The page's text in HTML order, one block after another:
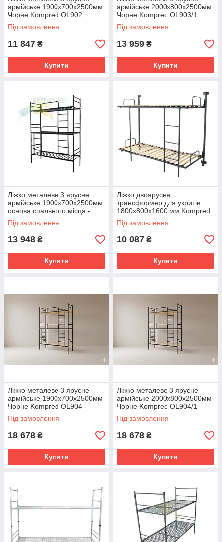
армійське 1900х700х2500мм
Чорне Kompred OL902
основа спального місця -
сітка
Під замовлення
11 847 ₴
Купити
армійське 2000х800х2500мм
Чорне Kompred OL903/1
основа спального місця - мет.
трубки
Під замовлення
13 959 ₴
Купити
Ліжко металеве 3 ярусне
армійське 1900х700х2500мм
основа спального місця -
металеві трубки Чорне
Kompred OL903
Під замовлення
13 948 ₴
Купити
Ліжко двоярусне
трансформер для укритів
1800х800х1600 мм Kompred
OL602/2
Під замовлення
10 087 ₴
Купити
Ліжко металеве 3 ярусне
армійське 1900х700х2500мм
Чорне Kompred OL904
основа спального місця -
фанера
Під замовлення
18 678 ₴
Купити
Ліжко металеве 3 ярусне
армійське 2000х800х2500мм
Чорне Kompred OL904/1
основа спального місця -
фанера
Під замовлення
18 678 ₴
Купити